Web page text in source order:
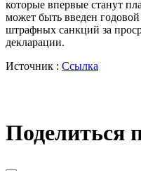
которые впервые станут
может быть введен
штрафных санкций за
декларации.
Источник : Ссылка
Поделиться